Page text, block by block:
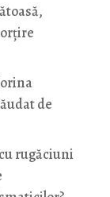
de
rugăciuni